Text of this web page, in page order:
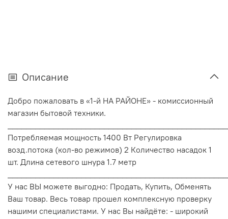
Описание
Добро пожаловать в «1-й НА РАЙОНЕ» - комиссионный
магазин бытовой техники.
Потребляемая мощность 1400 Вт Регулировка
возд.потока (кол-во режимов) 2 Количество насадок 1
шт. Длина сетевого шнура 1.7 метр
У нас ВЫ можете выгодно: Продать, Купить, Обменять
Ваш товар. Весь товар прошел комплексную проверку
нашими специалистами. У нас Вы найдёте: - широкий